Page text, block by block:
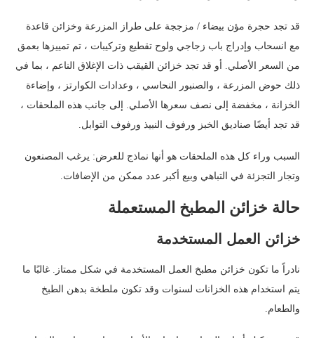
قد تجد حجرة مؤن بيضاء / مزججة على طراز المزرعة وخزائن قاعدة
مع انسحاب وإدراج باب زجاجي ولوح تقطيع وتركيبات ، تم تمييزها بعمق
من السعر الأصلي. أو قد تجد خزائن القيقب ذات الإغلاق الناعم ، بما في
ذلك حوض المزرعة ، والصنبور النحاسي ، وعدادات الكوارتز ، وإضاءة
الخزانة ، مخفضة إلى نصف سعرها الأصلي. إلى جانب هذه الملحقات ،
قد تجد أيضًا صناديق الخبز ورفوف النبيذ ورفوف التوابل.
السبب وراء كل هذه الملحقات هو أنها نماذج للعرض: يرغب المصنعون
وتجار التجزئة في التباهي وبيع أكبر عدد ممكن من الإضافات.
حالة خزائن المطبخ المستعملة
خزائن العمل المستخدمة
نادراً ما تكون خزائن مطبخ العمل المستخدمة في شكل ممتاز. غالبًا ما
يتم استخدام هذه الخزانات لسنوات وقد تكون ملطخة بدهن الطبخ
والطعام.